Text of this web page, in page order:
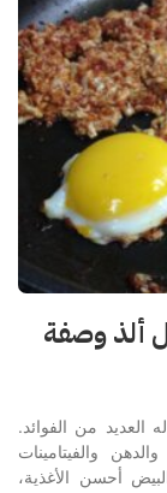
ألذ وصفة
العديد من الفوائد.
والفيتامينات
أحسن الأغذية،